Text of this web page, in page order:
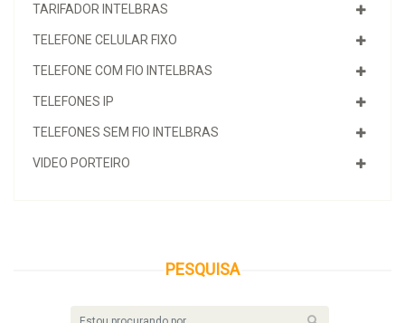
TARIFADOR INTELBRAS
TELEFONE CELULAR FIXO
TELEFONE COM FIO INTELBRAS
TELEFONES IP
TELEFONES SEM FIO INTELBRAS
VIDEO PORTEIRO
PESQUISA